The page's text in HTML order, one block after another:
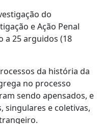
do
e Ação Penal
a 25 arguidos (18
da história da
no processo
sendo apensados, e
singulares e coletivas,